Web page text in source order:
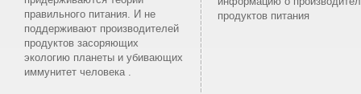
правильного питания. И не
поддерживают производителей
продуктов засоряющих
экологию планеты и убивающих
иммунитет человека .
продуктов питания